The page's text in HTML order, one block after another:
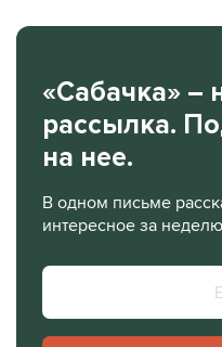
«Сабачка» –
рассылка.
на нее.
В одном письме
интересное за